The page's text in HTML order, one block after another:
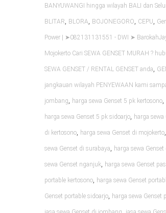
BANYUWANGI hingga wilayah BALI dan
BLITAR, BLORA, BOJONEGORO, CEPU,
Power | ➤082131131551 - DWI ➤
Mojokerto Cari SEWA GENSET MURAH ?
SEWA GENSET / RENTAL GENSET anda,
jangkauan wilayah PENYEWAAN kami
jombang, harga sewa Genset 5 pk kertosono,
harga sewa Genset 5 pk sidoarjo, harga
di kertosono, harga sewa Genset di mojokerto,
sewa Genset di surabaya, harga sewa Genset
sewa Genset nganjuk, harga sewa Genset
portable kertosono, harga sewa Genset
Genset portable sidoarjo, harga sewa Genset